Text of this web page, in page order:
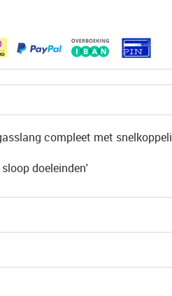
compleet met
doeleinden'